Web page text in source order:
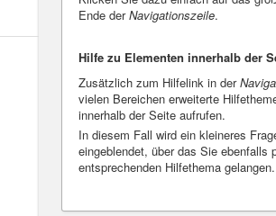
Ende derNavigationszeile.
Hilfe zu Elementen innerhalb der
Zusätzlich zum Hilfelink in der
vielen Bereichen erweiterte
innerhalb der Seite aufrufen.
In diesem Fall wird ein kleineres
eingeblendet, über das Sie ebenfalls
entsprechenden Hilfethema gelangen.